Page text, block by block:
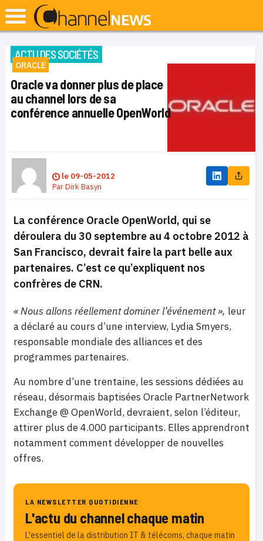
ACTU DES SOCIÉTÉS
ORACLE
Oracle va donner plus de place
au channel lors de sa
conférence annuelle OpenWorld
le 09-05-2012
ParDirk Basyn
La conférence Oracle OpenWorld, qui se
déroulera du 30 septembre au 4 octobre 2012 à
San Francisco, devrait faire la part belle aux
partenaires. C’est ce qu’expliquent nos
confrères de CRN.
« Nous allons réellement dominer l’événement », leur
a déclaré au cours d’une interview, Lydia Smyers,
responsable mondiale des alliances et des
programmes partenaires.
Au nombre d’une trentaine, les sessions dédiées au
réseau, désormais baptisées Oracle PartnerNetwork
Exchange @ OpenWorld, devraient, selon l’éditeur,
attirer plus de 4.000 participants. Elles apprendront
notamment comment développer de nouvelles
offres.
LA NEWSLETTER QUOTIDIENNE
L'actu du channel chaque matin
L'essentiel de la distribution IT & télécoms, chaque matin